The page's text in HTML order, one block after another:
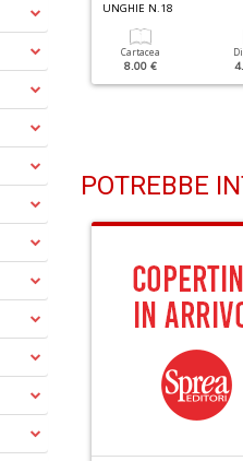
Digitale
4.00 €
UNGHIE N.18
Cartacea
8.00 €
POTREBBE